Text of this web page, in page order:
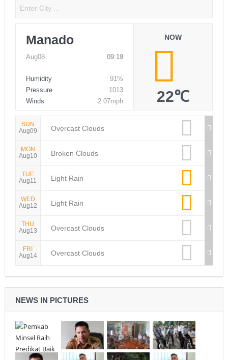
Manado
Aug08 09:19
Humidity
91%
Pressure
1013
Winds
2.07mph
NOW
22℃
SUN
Aug09
Overcast Clouds
MON
Aug10
Broken Clouds
TUE
Aug11
Light Rain
WED
Aug12
Light Rain
THU
Aug13
Overcast Clouds
FRI
Aug14
Overcast Clouds
NEWS IN PICTURES